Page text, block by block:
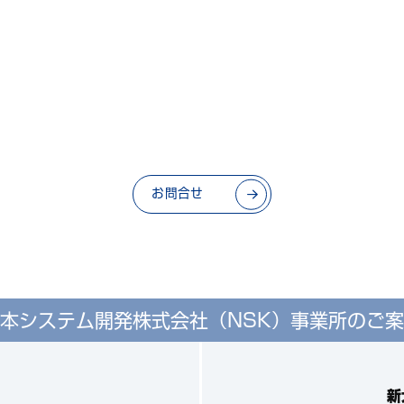
お問合せ
システム開発株式会社（NSK） 事業所のご
新